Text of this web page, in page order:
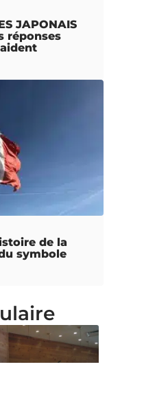
JAPONAIS
réponses
de la
symbole